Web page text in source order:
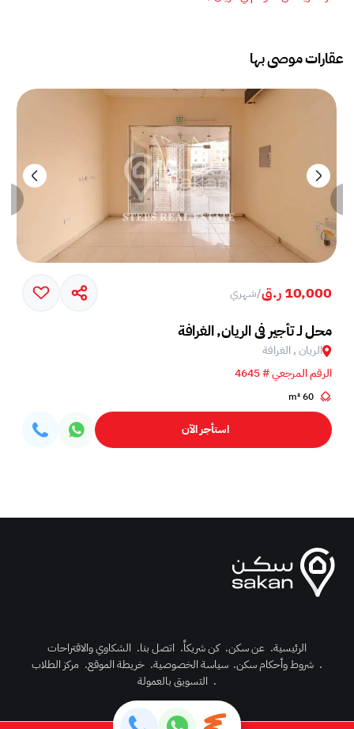
عقارات موصى بها
10,000 ر.ق /شهري
محل لـ تأجير في الريان, الغرافة
الريان , الغرافة
الرقم المرجعي # 4645
60 m²
استأجر الآن
الرئيسية. عن سكن. كن شريكاً. اتصل بنا. الشكاوي والاقتراحات
. شروط وأحكام سكن. سياسة الخصوصية. خريطة الموقع. مركز الطلاب
. التسويق بالعمولة